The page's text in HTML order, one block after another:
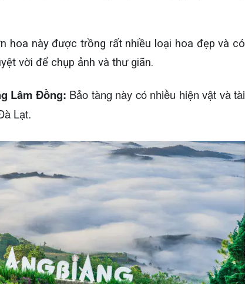
hoa này được trồng rất nhiều loại hoa đẹp và có
vời để chụp ảnh và thư giãn.
Lâm Đồng: Bảo tàng này có nhiều hiện vật và tài
Lạt.